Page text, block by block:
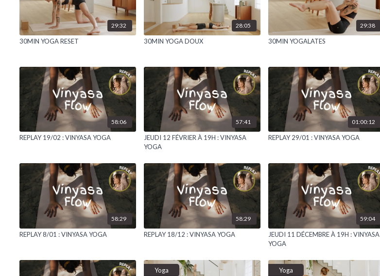
29:32
30MIN YOGA RESET
28:05
30MIN YOGA DOUX
29:38
30MIN YOGALATES
58:06
REPLAY 19/02 : VINYASA YOGA
57:41
JEUDI 12 FÉVRIER À 19H : VINYASA
YOGA
01:00:12
REPLAY 29/01 : VINYASA YOGA
58:29
REPLAY 8/01 : VINYASA YOGA
58:29
REPLAY 18/12 : VINYASA YOGA
59:04
JEUDI 11 DÉCEMBRE À 19H : VINYASA
YOGA
Yoga Yoga